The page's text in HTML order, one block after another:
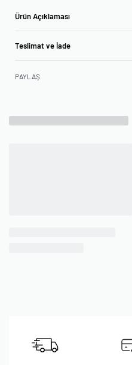
Ürün Açıklaması
Teslimat ve İade
PAYLAŞ